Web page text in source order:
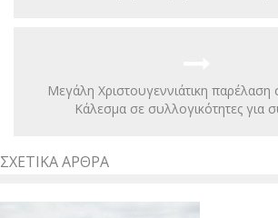
Μεγάλη Χριστουγεννιάτικη παρέλαση
Κάλεσμα σε συλλογικότητες για
ΣΧΕΤΙΚΆ ΆΡΘΡΑ